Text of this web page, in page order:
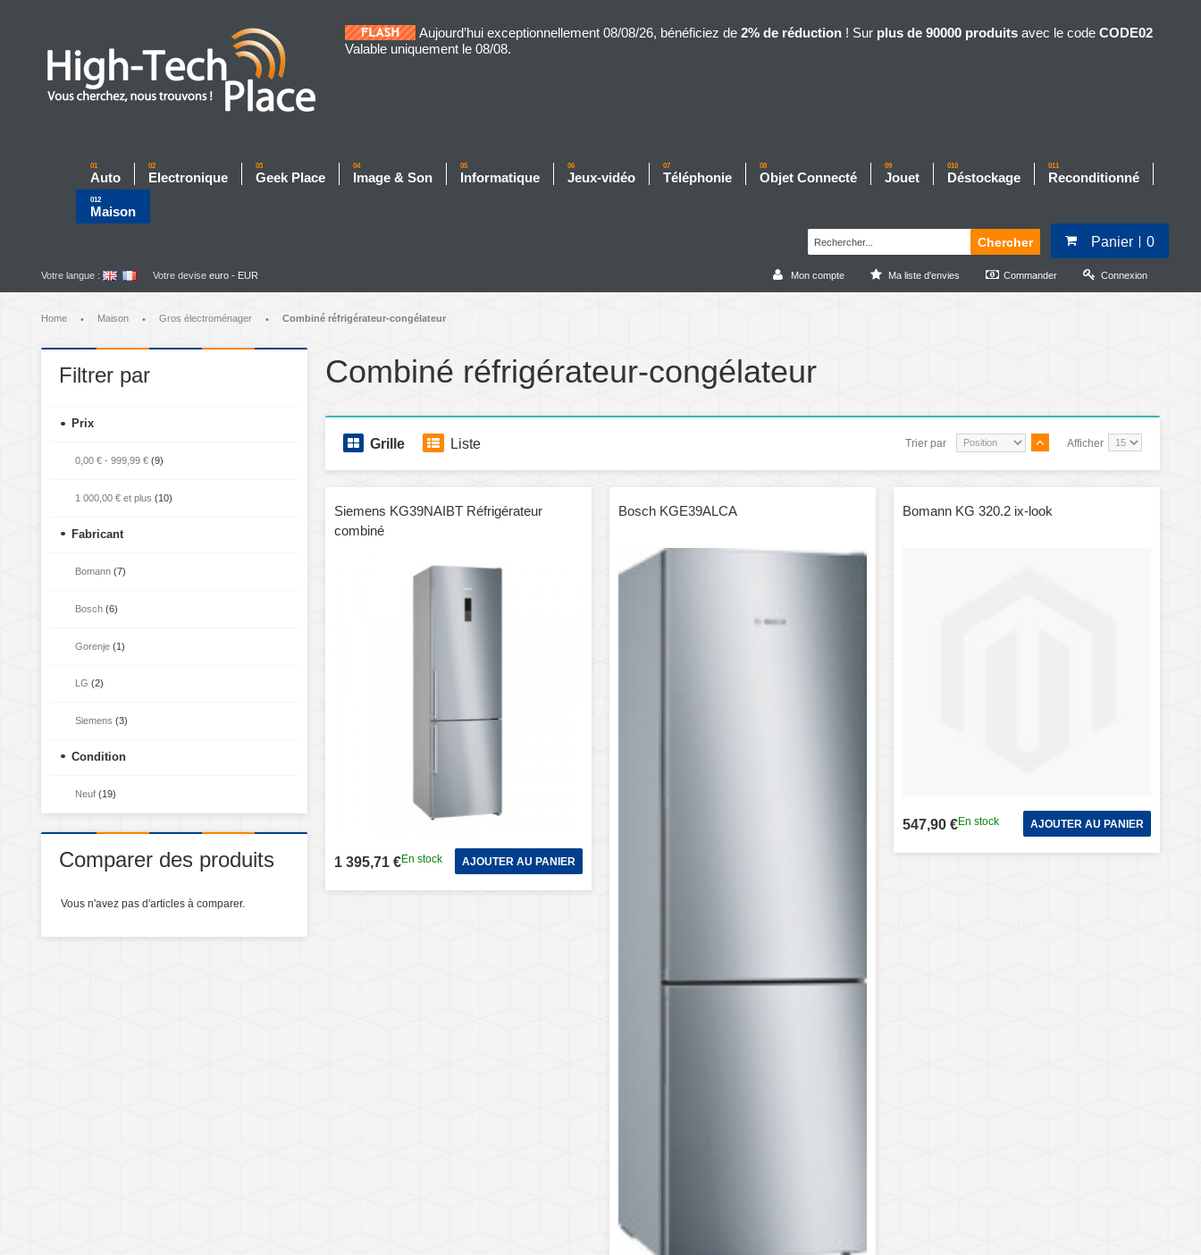
Aujourd’hui exceptionnellement 08/08/26, bénéficiez de 2% de réduction ! Sur plus de 90000 produits avec le code CODE02
Valable uniquement le 08/08.
01
Auto
02
Electronique
03
Geek Place
04
Image & Son
05
Informatique
06
Jeux-vidéo
07
Téléphonie
08
Objet Connecté
09
Jouet
010
Déstockage
011
Reconditionné
012
Maison
Panier
0
Chercher
Mon compte Ma liste d'envies Commander Connexion
Votre langue : Votre devise euro - EUR
Home • Maison • Gros électroménager • Combiné réfrigérateur-congélateur
Combiné réfrigérateur-congélateur
Grille Liste Afficher
Trier par
Siemens KG39NAIBT Réfrigérateur
combiné
1 395,71 €En stock AJOUTER AU PANIER
Bosch KGE39ALCA Bomann KG 320.2 ix-look
547,90 €En stock AJOUTER AU PANIER
Filtrer par
Prix
0,00 € - 999,99 € (9)
1 000,00 € et plus (10)
Fabricant
Bomann (7)
Bosch (6)
Gorenje (1)
LG (2)
Siemens (3)
Condition
Neuf (19)
Comparer des produits
Vous n'avez pas d'articles à comparer.